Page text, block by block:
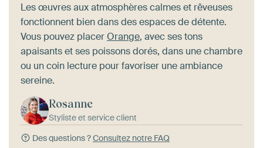
Les œuvres aux atmosphères calmes et rêveuses
fonctionnent bien dans des espaces de détente.
Vous pouvez placerOrange, avec ses tons
apaisants et ses poissons dorés, dans une chambre
ou un coin lecture pour favoriser une ambiance
sereine.
Rosanne
Styliste et service client
Des questions ?Consultez notre FAQ